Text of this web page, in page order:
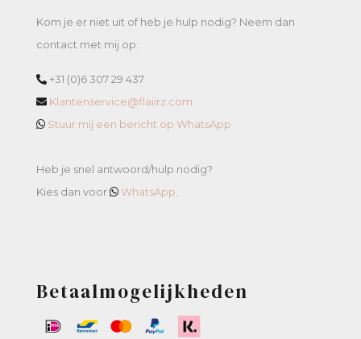
Kom je er niet uit of heb je hulp nodig? Neem dan
contact met mij op.
+31 (0)6 307 29 437
Klantenservice@flaiirz.com
Stuur mij een bericht op WhatsApp
Heb je snel antwoord/hulp nodig?
Kies dan voor
WhatsApp
Betaalmogelijkheden